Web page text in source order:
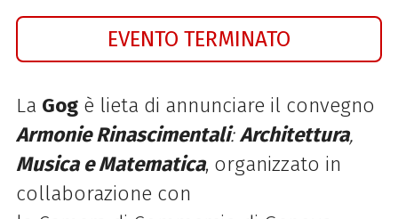
EVENTO TERMINATO
La Gog è lieta di annunciare il convegno
Armonie Rinascimentali:Architettura,
Musica e Matematica, organizzato in
collaborazione con